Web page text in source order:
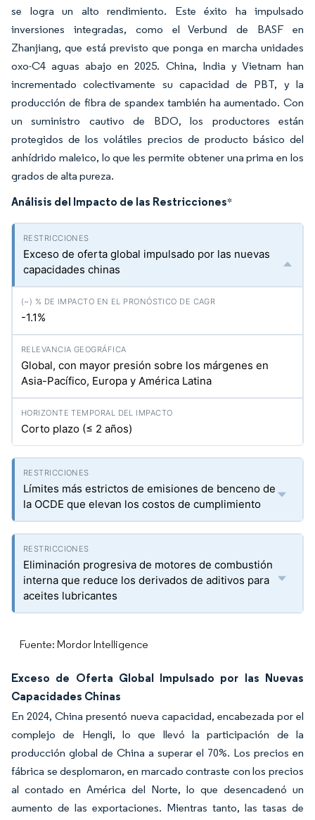
se logra un alto rendimiento. Este éxito ha impulsado
inversiones integradas, como el Verbund de BASF en
Zhanjiang, que está previsto que ponga en marcha unidades
oxo-C4 aguas abajo en 2025. China, India y Vietnam han
incrementado colectivamente su capacidad de PBT, y la
producción de fibra de spandex también ha aumentado. Con
un suministro cautivo de BDO, los productores están
protegidos de los volátiles precios de producto básico del
anhídrido maleico, lo que les permite obtener una prima en los
grados de alta pureza.
Análisis del Impacto de las Restricciones*
Exceso de oferta global impulsado por las nuevas
capacidades chinas
-1.1%
Global, con mayor presión sobre los márgenes en
Asia-Pacífico, Europa y América Latina
Corto plazo (≤ 2 años)
Límites más estrictos de emisiones de benceno de
la OCDE que elevan los costos de cumplimiento
Eliminación progresiva de motores de combustión
interna que reduce los derivados de aditivos para
aceites lubricantes
Fuente: Mordor Intelligence
Exceso de Oferta Global Impulsado por las Nuevas
Capacidades Chinas
En 2024, China presentó nueva capacidad, encabezada por el
complejo de Hengli, lo que llevó la participación de la
producción global de China a superar el 70%. Los precios en
fábrica se desplomaron, en marcado contraste con los precios
al contado en América del Norte, lo que desencadenó un
aumento de las exportaciones. Mientras tanto, las tasas de